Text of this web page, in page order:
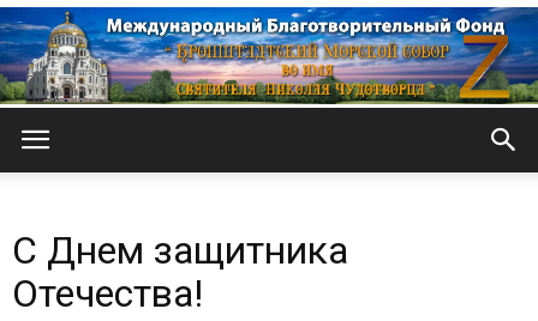
Морской
С Днем защитника
Отечества!